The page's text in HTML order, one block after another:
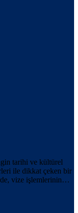
tarihi ve kültürel
ile dikkat çeken bir
vize işlemlerinin…